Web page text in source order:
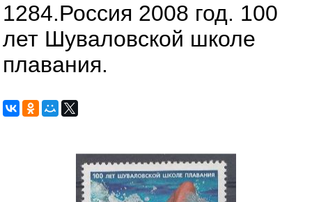
1284.Россия 2008 год. 100
лет Шуваловской школе
плавания.